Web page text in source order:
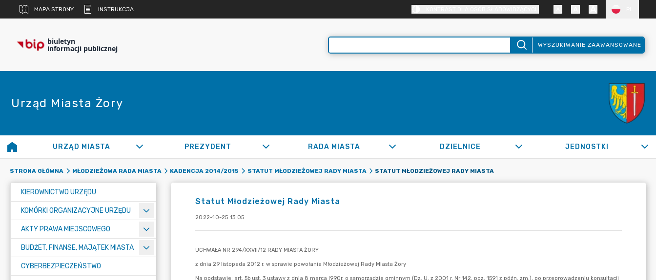
MAPA STRONY INSTRUKCJA
biuletyn
informacji publicznej WYSZUKIWANIE ZAAWANSOWANE
Urząd Miasta Żory
URZĄD MIASTA PREZYDENT RADA MIASTA DZIELNICE JEDNOSTKI
STRONA GŁÓWNA MŁODZIEŻOWA RADA MIASTA KADENCJA 2014/2015 STATUT MŁODZIEŻOWEJ RADY MIASTA STATUT MŁODZIEŻOWEJ RADY MIASTA
KIEROWNICTWO URZĘDU
KOMÓRKI ORGANIZACYJNE URZĘDU
AKTY PRAWA MIEJSCOWEGO
BUDŻET, FINANSE, MAJĄTEK MIASTA
CYBERBEZPIECZEŃSTWO
Statut Młodzieżowej Rady Miasta
2022-10-25 13:05